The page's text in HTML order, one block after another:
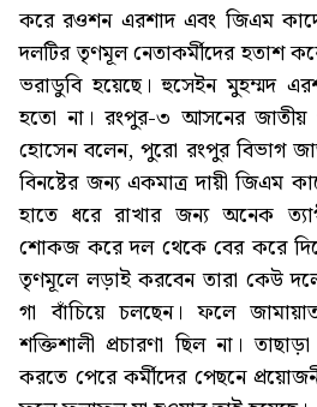
করে রওশন এরশাদ এবং জিএম
দলটির তৃণমূল নেতাকর্মীদের হতাশ
ভরাডুবি হয়েছে। হুসেইন মুহম্মদ
হতো না। রংপুর-৩ আসনের জাতীয়
হোসেন বলেন, পুরো রংপুর বিভাগ
বিনষ্টের জন্য একমাত্র দায়ী জিএম
হাতে ধরে রাখার জন্য অনেক
শোকজ করে দল থেকে বের করে
তৃণমূলে লড়াই করবেন তারা কেউ
গা বাঁচিয়ে চলছেন। ফলে
শক্তিশালী প্রচারণা ছিল না।
করতে পেরে কর্মীদের পেছনে